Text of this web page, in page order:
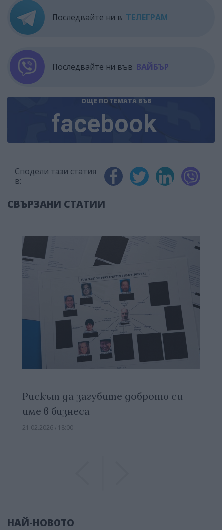
Последвайте ни в ТЕЛЕГРАМ
Последвайте ни във ВАЙБЪР
ОЩЕ ПО ТЕМАТА ВЪВ
facebook
Сподели тази статия
в:
СВЪРЗАНИ СТАТИИ
Рискът да загубите доброто си
име в бизнеса
21.02.2026 / 18:00
НАЙ-НОВОТО